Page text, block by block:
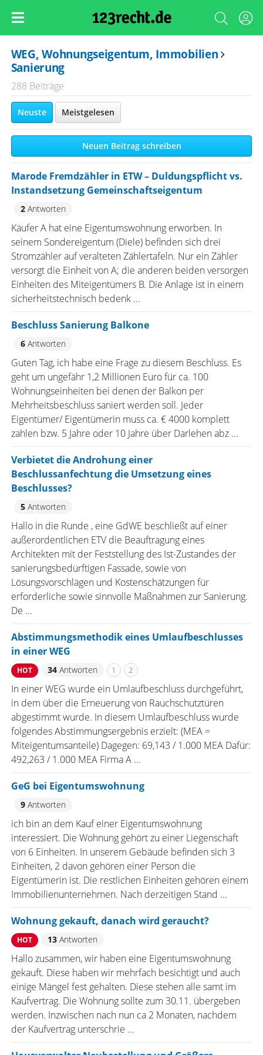
WEG, Wohnungseigentum, Immobilien
Sanierung
288 Beiträge
Neuste Meistgelesen
Neuen Beitrag schreiben
Marode Fremdzähler in ETW – Duldungspflicht vs.
Instandsetzung Gemeinschaftseigentum
2Antworten
Käufer A hat eine Eigentumswohnung erworben. In
seinem Sondereigentum (Diele) befinden sich drei
Stromzähler auf veralteten Zählertafeln. Nur ein Zähler
versorgt die Einheit von A; die anderen beiden versorgen
Einheiten des Miteigentümers B. Die Anlage ist in einem
sicherheitstechnisch bedenk ...
Beschluss Sanierung Balkone
6Antworten
Guten Tag, ich habe eine Frage zu diesem Beschluss. Es
geht um ungefähr 1,2 Millionen Euro für ca. 100
Wohnungseinheiten bei denen der Balkon per
Mehrheitsbeschluss saniert werden soll. Jeder
Eigentümer/ Eigentümerin muss ca. € 4000 komplett
zahlen bzw. 5 Jahre oder 10 Jahre über Darlehen abz ...
Verbietet die Androhung einer
Beschlussanfechtung die Umsetzung eines
Beschlusses?
5Antworten
Hallo in die Runde , eine GdWE beschließt auf einer
außerordentlichen ETV die Beauftragung eines
Architekten mit der Feststellung des Ist-Zustandes der
sanierungsbedürftigen Fassade, sowie von
Lösungsvorschlägen und Kostenschätzungen für
erforderliche sowie sinnvolle Maßnahmen zur Sanierung.
De ...
Abstimmungsmethodik eines Umlaufbeschlusses
in einer WEG
HOT 34Antworten 1 2
In einer WEG wurde ein Umlaufbeschluss durchgeführt,
in dem über die Erneuerung von Rauchschutztüren
abgestimmt wurde. In diesem Umlaufbeschluss wurde
folgendes Abstimmungsergebnis erzielt: (MEA =
Miteigentumsanteile) Dagegen: 69,143 / 1.000 MEA Dafür:
492,263 / 1.000 MEA Firma A ...
GeG bei Eigentumswohnung
9Antworten
ich bin an dem Kauf einer Eigentumswohnung
interessiert. Die Wohnung gehört zu einer Liegenschaft
von 6 Einheiten. In unserem Gebäude befinden sich 3
Einheiten, 2 davon gehören einer Person die
Eigentümerin ist. Die restlichen Einheiten gehören einem
Immobilienunternehmen. Nach derzeitigen Stand ...
Wohnung gekauft, danach wird geraucht?
HOT 13Antworten
Hallo zusammen, wir haben eine Eigentumswohnung
gekauft. Diese haben wir mehrfach besichtigt und auch
einige Mängel fest gehalten. Diese stehen alle samt im
Kaufvertrag. Die Wohnung sollte zum 30.11. übergeben
werden. Inzwischen nach nun ca 2 Monaten, nachdem
der Kaufvertrag unterschrie ...